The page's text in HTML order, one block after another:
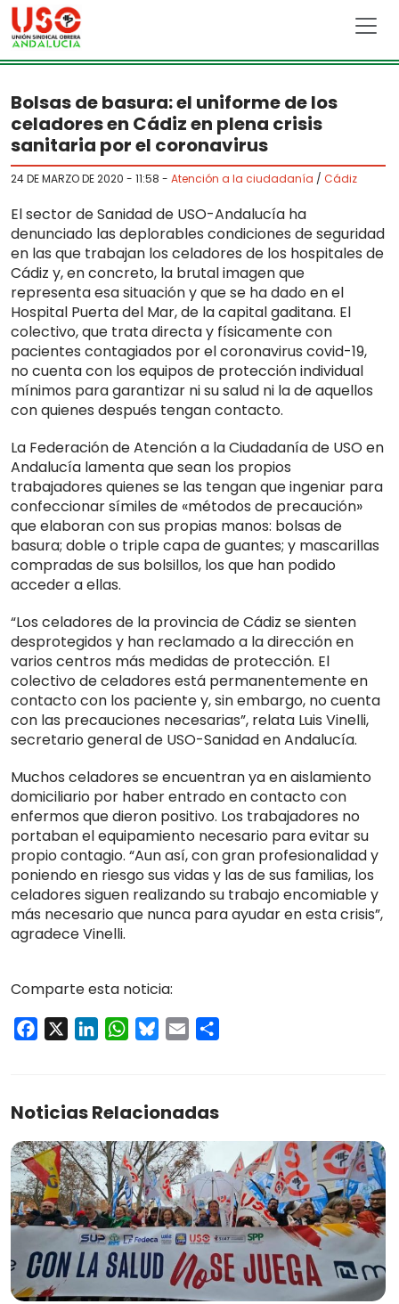
Skip to main content
Bolsas de basura: el uniforme de los
celadores en Cádiz en plena crisis
sanitaria por el coronavirus
24 DE MARZO DE 2020 - 11:58 - Atención a la ciudadanía / Cádiz
El sector de Sanidad de USO-Andalucía ha
denunciado las deplorables condiciones de seguridad
en las que trabajan los celadores de los hospitales de
Cádiz y, en concreto, la brutal imagen que
representa esa situación y que se ha dado en el
Hospital Puerta del Mar, de la capital gaditana. El
colectivo, que trata directa y físicamente con
pacientes contagiados por el coronavirus covid-19,
no cuenta con los equipos de protección individual
mínimos para garantizar ni su salud ni la de aquellos
con quienes después tengan contacto.
La Federación de Atención a la Ciudadanía de USO en
Andalucía lamenta que sean los propios
trabajadores quienes se las tengan que ingeniar para
confeccionar símiles de «métodos de precaución»
que elaboran con sus propias manos: bolsas de
basura; doble o triple capa de guantes; y mascarillas
compradas de sus bolsillos, los que han podido
acceder a ellas.
“Los celadores de la provincia de Cádiz se sienten
desprotegidos y han reclamado a la dirección en
varios centros más medidas de protección. El
colectivo de celadores está permanentemente en
contacto con los paciente y, sin embargo, no cuenta
con las precauciones necesarias”, relata Luis Vinelli,
secretario general de USO-Sanidad en Andalucía.
Muchos celadores se encuentran ya en aislamiento
domiciliario por haber entrado en contacto con
enfermos que dieron positivo. Los trabajadores no
portaban el equipamiento necesario para evitar su
propio contagio. “Aun así, con gran profesionalidad y
poniendo en riesgo sus vidas y las de sus familias, los
celadores siguen realizando su trabajo encomiable y
más necesario que nunca para ayudar en esta crisis”,
agradece Vinelli.
Comparte esta noticia:
Facebook LinkedInWhatsApp
Bluesky
Email
Noticias Relacionadas